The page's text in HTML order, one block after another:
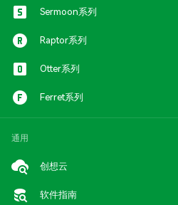
Sermoon系列
Raptor系列
Otter系列
Ferret系列
通用
创想云
软件指南